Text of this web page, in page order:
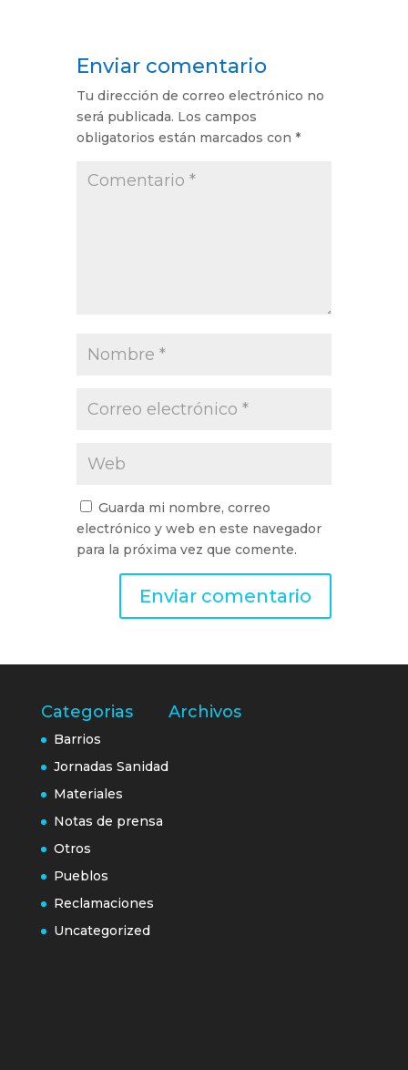
Enviar comentario
Tu dirección de correo electrónico no
será publicada. Los campos
obligatorios están marcados con *
Guarda mi nombre, correo
electrónico y web en este navegador
para la próxima vez que comente.
Categorias
Barrios
Jornadas Sanidad
Materiales
Notas de prensa
Otros
Pueblos
Reclamaciones
Uncategorized
Archivos